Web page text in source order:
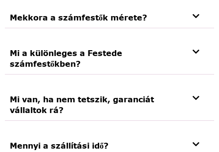
Mekkora a számfestők mérete?
Mi a különleges a Festede
számfestőkben?
Mi van, ha nem tetszik, garanciát
vállaltok rá?
Mennyi a szállítási idő?